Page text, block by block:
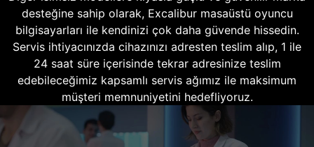
desteğine sahip olarak, Excalibur masaüstü oyuncu
bilgisayarları ile kendinizi çok daha güvende hissedin.
Servis ihtiyacınızda cihazınızı adresten teslim alıp, 1 ile
24 saat süre içerisinde tekrar adresinize teslim
edebileceğimiz kapsamlı servis ağımız ile maksimum
müşteri memnuniyetini hedefliyoruz.